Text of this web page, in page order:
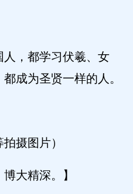
，都学习伏羲、女
成为圣贤一样的人。
摄图片）
大精深。】